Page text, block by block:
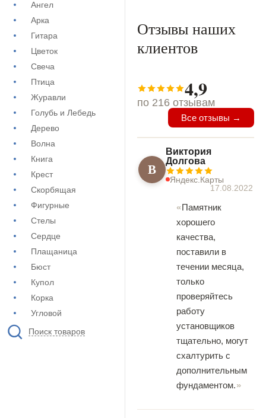
Ангел
Арка
Гитара
Цветок
Свеча
Птица
Журавли
Голубь и Лебедь
Дерево
Волна
Книга
Крест
Скорбящая
Фигурные
Стелы
Сердце
Плащаница
Бюст
Купол
Корка
Угловой
Поиск товаров
Отзывы наших
клиентов
4,9
по 216 отзывам
Все отзывы →
В
Виктория
Долгова
Яндекс.Карты
17.08.2022
Памятник
хорошего
качества,
поставили в
течении месяца,
только
проверяйтесь
работу
установщиков
тщательно, могут
схалтурить с
дополнительным
фундаментом.